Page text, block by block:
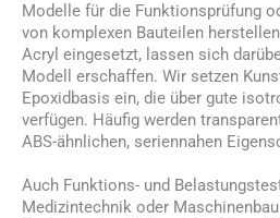
Modelle für die Funktionsprüfung
von komplexen Bauteilen
Acryl eingesetzt, lassen sich
Modell erschaffen. Wir setzen
Epoxidbasis ein, die über gute
verfügen. Häufig werden
ABS-ähnlichen, seriennahen
Auch Funktions- und
Medizintechnik oder